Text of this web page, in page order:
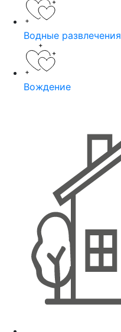
Водные развлечения
Вождение